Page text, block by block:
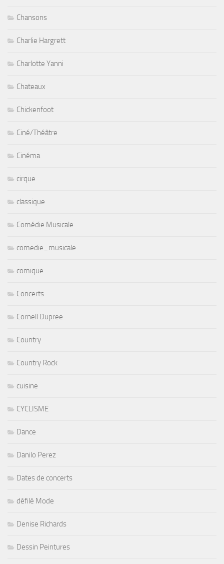
Chansons
Charlie Hargrett
Charlotte Yanni
Chateaux
Chickenfoot
Ciné/Théâtre
Cinéma
cirque
classique
Comédie Musicale
comedie_musicale
comique
Concerts
Cornell Dupree
Country
Country Rock
cuisine
CYCLISME
Dance
Danilo Perez
Dates de concerts
défilé Mode
Denise Richards
Dessin Peintures